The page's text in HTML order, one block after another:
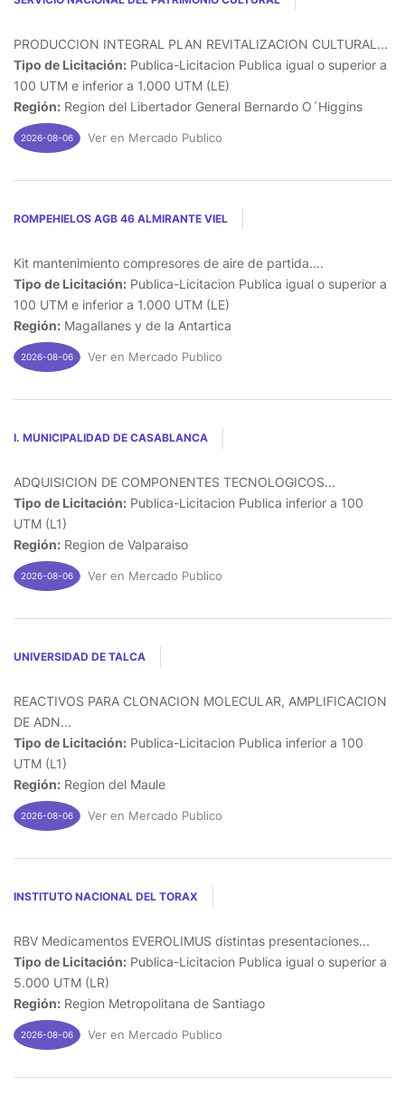
PRODUCCION INTEGRAL PLAN REVITALIZACION CULTURAL...
Tipo de Licitación: Publica-Licitacion Publica igual o superior a
100 UTM e inferior a 1.000 UTM (LE)
Región: Region del Libertador General Bernardo O´Higgins
2026-08-06 Ver en Mercado Publico
ROMPEHIELOS AGB 46 ALMIRANTE VIEL
Kit mantenimiento compresores de aire de partida....
Tipo de Licitación: Publica-Licitacion Publica igual o superior a
100 UTM e inferior a 1.000 UTM (LE)
Región: Magallanes y de la Antartica
2026-08-06 Ver en Mercado Publico
I. MUNICIPALIDAD DE CASABLANCA
ADQUISICION DE COMPONENTES TECNOLOGICOS...
Tipo de Licitación: Publica-Licitacion Publica inferior a 100
UTM (L1)
Región: Region de Valparaiso
2026-08-06 Ver en Mercado Publico
UNIVERSIDAD DE TALCA
REACTIVOS PARA CLONACION MOLECULAR, AMPLIFICACION
DE ADN...
Tipo de Licitación: Publica-Licitacion Publica inferior a 100
UTM (L1)
Región: Region del Maule
2026-08-06 Ver en Mercado Publico
INSTITUTO NACIONAL DEL TORAX
RBV Medicamentos EVEROLIMUS distintas presentaciones...
Tipo de Licitación: Publica-Licitacion Publica igual o superior a
5.000 UTM (LR)
Región: Region Metropolitana de Santiago
2026-08-06 Ver en Mercado Publico